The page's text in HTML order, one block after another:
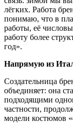
лёгких. Работа
понимаю, что в
работы, её
работу более
год».
Напрямую из
Создательница
объединяет: она
подходящими
частности,
модели костюмов